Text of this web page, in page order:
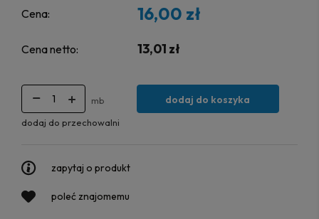
Cena: 16,00 zł
Cena netto: 13,01 zł
mb dodaj do koszyka
dodaj do przechowalni
zapytaj o produkt
poleć znajomemu